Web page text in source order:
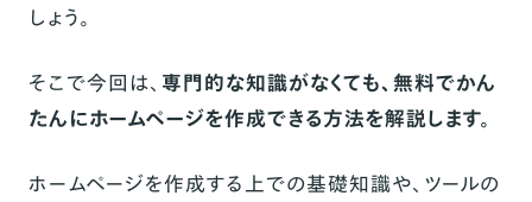
しょう。
そこで今回は、 専門的な知識がなくても、無料でかん
たんにホームページを作成できる方法を解説します。
ホームページを作成する上での基礎知識や、ツールの